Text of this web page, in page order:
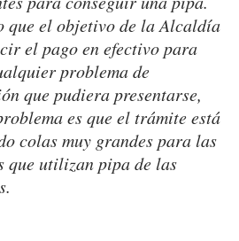
que el objetivo de la Alcaldía
el pago en efectivo para
problema de
que pudiera presentarse,
es que el trámite está
colas muy grandes para las
que utilizan pipa de las